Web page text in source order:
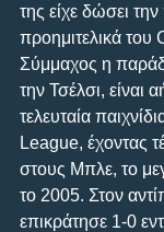
της είχε δώσει
προημιτελικά
Σύμμαχος η
την Τσέλσι, είναι
τελευταία
League, έχοντας
στους Μπλε, το
το 2005. Στον
επικράτησε 1-0